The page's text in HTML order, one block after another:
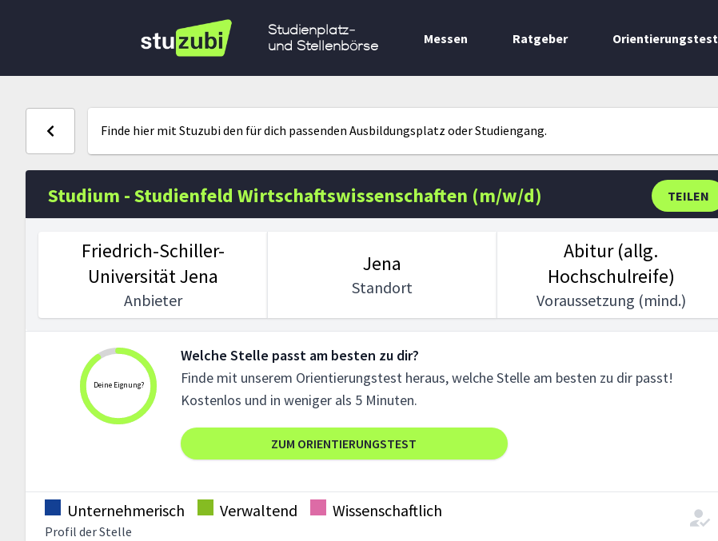
Studienplatz-
und Stellenbörse
Messen Ratgeber Orientierungstest
Finde hier mit Stuzubi den für dich passenden Ausbildungsplatz oder Studiengang.
TEILEN
Studium - Studienfeld Wirtschaftswissenschaften (m/w/d)
Friedrich-Schiller-
Universität Jena
Anbieter
Jena
Standort
Abitur (allg.
Hochschulreife)
Voraussetzung (mind.)
Deine Eignung?
Welche Stelle passt am besten zu dir?
Finde mit unserem Orientierungstest heraus, welche Stelle am besten zu dir passt!
Kostenlos und in weniger als 5 Minuten.
ZUM ORIENTIERUNGSTEST
Unternehmerisch Verwaltend Wissenschaftlich
Profil der Stelle